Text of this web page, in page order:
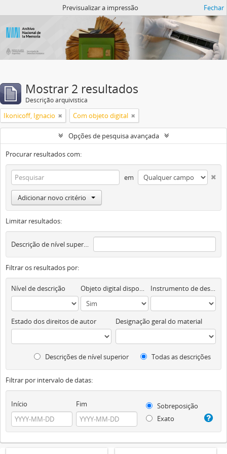
Previsualizar a impressão Fechar
Mostrar 2 resultados
Descrição arquivística
Ikonicoff, Ignacio Com objeto digital
Opções de pesquisa avançada
Procurar resultados com:
em
Adicionar novo critério
Limitar resultados:
Descrição de nível superior
Filtrar os resultados por:
Nível de descrição Objeto digital disponível Instrumento de descrição documental
Estado dos direitos de autor Designação geral do material
Descrições de nível superior Todas as descrições
Filtrar por intervalo de datas:
Início Fim
Sobreposição
Exato